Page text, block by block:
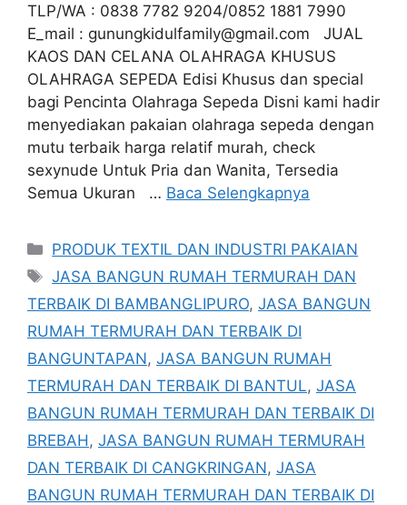
TLP/WA : 0838 7782 9204/0852 1881 7990
E_mail : gunungkidulfamily@gmail.com JUAL
KAOS DAN CELANA OLAHRAGA KHUSUS
OLAHRAGA SEPEDA Edisi Khusus dan special
bagi Pencinta Olahraga Sepeda Disni kami hadir
menyediakan pakaian olahraga sepeda dengan
mutu terbaik harga relatif murah, check
sexynude Untuk Pria dan Wanita, Tersedia
Semua Ukuran … Baca Selengkapnya
Kategori
PRODUK TEXTIL DAN INDUSTRI PAKAIAN
Tag
JASA BANGUN RUMAH TERMURAH DAN
TERBAIK DI BAMBANGLIPURO, JASA BANGUN
RUMAH TERMURAH DAN TERBAIK DI
BANGUNTAPAN, JASA BANGUN RUMAH
TERMURAH DAN TERBAIK DI BANTUL, JASA
BANGUN RUMAH TERMURAH DAN TERBAIK DI
BREBAH , JASA BANGUN RUMAH TERMURAH
DAN TERBAIK DI CANGKRINGAN, JASA
BANGUN RUMAH TERMURAH DAN TERBAIK DI